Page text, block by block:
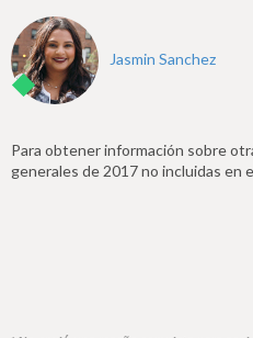
Jasmin Sanchez
Para obtener información sobre
generales de 2017 no incluidas en